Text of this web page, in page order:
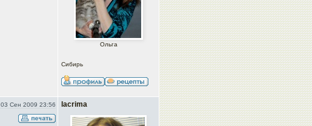
Ольга
Сибирь
03 Сен 2009 23:56 lacrima